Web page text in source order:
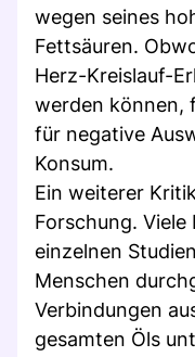
wegen seines
Fettsäuren.
Herz-Kreislauf-
werden können,
für negative
Konsum.
Ein weiterer
Forschung.
einzelnen
Menschen
Verbindungen
gesamten Öls